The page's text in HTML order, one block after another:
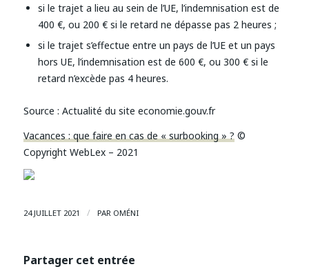
si le trajet a lieu au sein de l’UE, l’indemnisation est de
400 €, ou 200 € si le retard ne dépasse pas 2 heures ;
si le trajet s’effectue entre un pays de l’UE et un pays
hors UE, l’indemnisation est de 600 €, ou 300 € si le
retard n’excède pas 4 heures.
Source : Actualité du site economie.gouv.fr
Vacances : que faire en cas de « surbooking » ? ©
Copyright WebLex – 2021
24 JUILLET 2021 / PAR OMÉNI
Partager cet entrée